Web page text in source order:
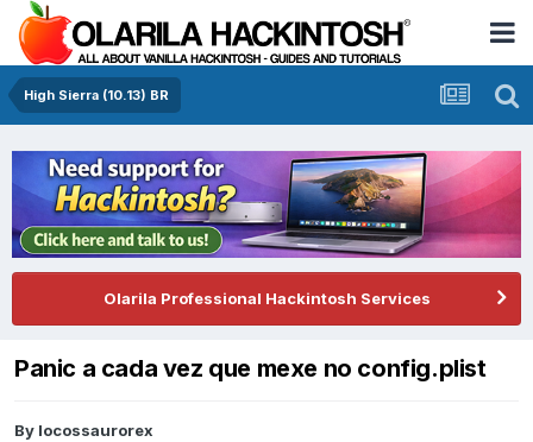
High Sierra (10.13) BR
Olarila Professional Hackintosh Services
Panic a cada vez que mexe no config.plist
By locossaurorex